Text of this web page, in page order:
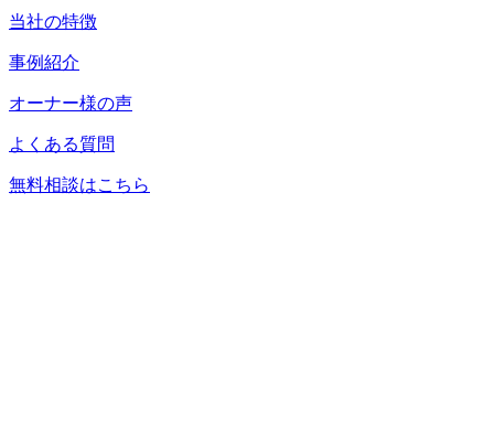
当社の特徴
事例紹介
オーナー様の声
よくある質問
無料相談はこちら